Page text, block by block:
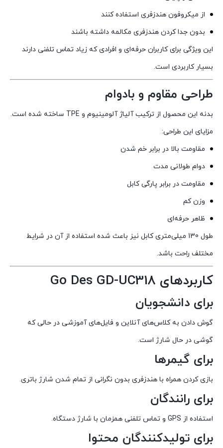
از میکروفون هندزفری استفاده کنند
بدون جدا کردن هندزفری مکالمه داشته باشند
این ویژگی برای کاربران حرفه‌ای و افرادی که زیاد تماس تلفنی دارند
بسیار کاربردی است.
طراحی مقاوم و بادوام
بدنه این محصول از ترکیب آلیاژ آلومینیوم و TPE ساخته شده است.
مزایای این طراحی:
مقاومت بالا در برابر خم شدن
دوام طولانی مدت
مقاومت در برابر پارگی کابل
وزن کم
ظاهر حرفه‌ای
طول 130 میلی‌متری کابل نیز باعث شده استفاده از آن در شرایط
مختلف راحت باشد.
کاربردهای Go Des GD-UC318
برای دانشجویان
گوش دادن به کلاس‌های آنلاین و فایل‌های آموزشی در حالی که
گوشی در حال شارژ است.
برای گیمرها
بازی کردن همراه با هندزفری بدون نگرانی از تمام شدن شارژ باتری.
برای رانندگان
استفاده از GPS و تماس تلفنی همزمان با شارژ دستگاه.
برای تولیدکنندگان محتوا